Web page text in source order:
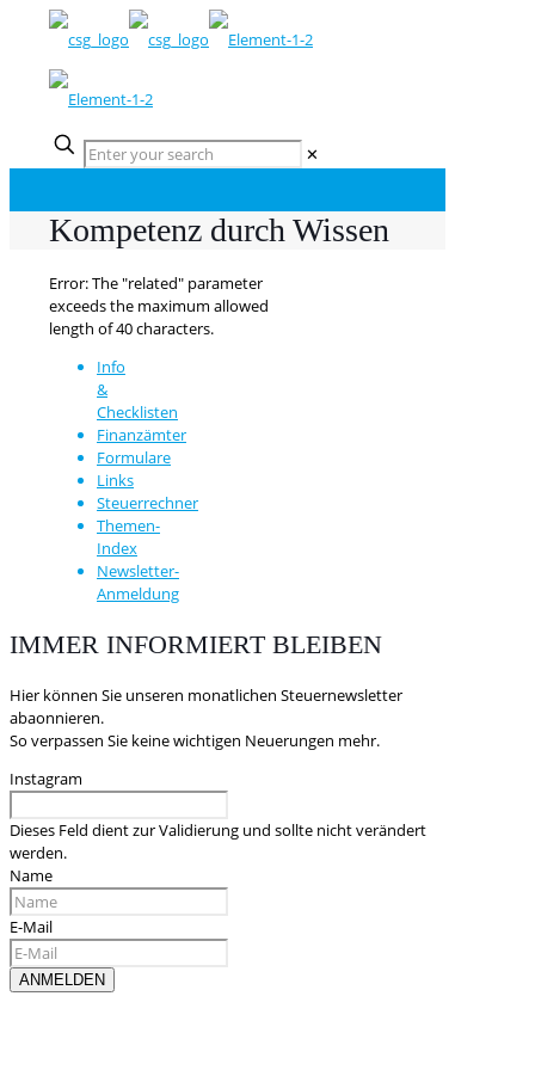
✕
Kompetenz durch Wissen
Error: The "related" parameter
exceeds the maximum allowed
length of 40 characters.
Info
&
Checklisten
Finanzämter
Formulare
Links
Steuerrechner
Themen-
Index
Newsletter-
Anmeldung
IMMER INFORMIERT BLEIBEN
Hier können Sie unseren monatlichen Steuernewsletter
abaonnieren.
So verpassen Sie keine wichtigen Neuerungen mehr.
Instagram
Dieses Feld dient zur Validierung und sollte nicht verändert
werden.
Name
E-Mail